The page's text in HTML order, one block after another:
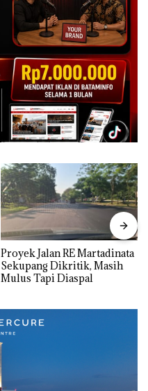
Proyek Jalan RE Martadinata
Sekupang Dikritik, Masih
Mulus Tapi Diaspal